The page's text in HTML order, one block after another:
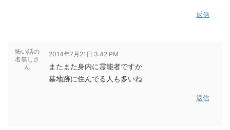
返信
怖い話の
名無しさ
ん
2014年7月21日 3:42 PM
またまた身内に霊能者ですか
墓地跡に住んでる人も多いね
返信